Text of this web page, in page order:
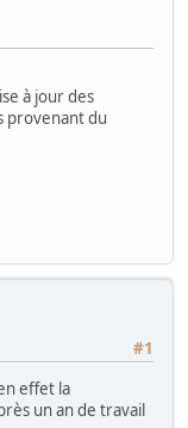
à jour des
provenant du
#1
effet la
un an de travail